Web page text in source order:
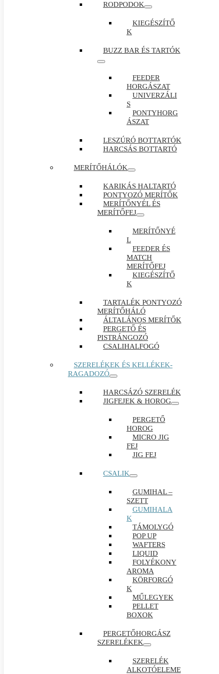
RODPODOK
KIEGÉSZÍTŐ
K
BUZZ BAR ÉS TARTÓK
FEEDER
HORGÁSZAT
UNIVERZÁLI
S
PONTYHORG
ÁSZAT
LESZÚRÓ BOTTARTÓK
HARCSÁS BOTTARTÓ
MERÍTŐHÁLÓK
KARIKÁS HALTARTÓ
PONTYOZÓ MERÍTŐK
MERÍTŐNYÉL ÉS
MERÍTŐFEJ
MERÍTŐNYÉ
L
FEEDER ÉS
MATCH
MERÍTŐFEJ
KIEGÉSZÍTŐ
K
TARTALÉK PONTYOZÓ
MERÍTŐHÁLÓ
ÁLTALÁNOS MERÍTŐK
PERGETŐ ÉS
PISTRÁNGOZÓ
CSALIHALFOGÓ
SZERELÉKEK ÉS KELLÉKEK-
RAGADOZÓ
HARCSÁZÓ SZERELÉK
JIGFEJEK & HOROG
PERGETŐ
HOROG
MICRO JIG
FEJ
JIG FEJ
CSALIK
GUMIHAL –
SZETT
GUMIHALA
K
TÁMOLYGÓ
POP UP
WAFTERS
LIQUID
FOLYÉKONY
AROMA
KÖRFORGÓ
K
MŰLEGYEK
PELLET
BOXOK
PERGETŐHORGÁSZ
SZERELÉKEK
SZERELÉK
ALKOTÓELEME